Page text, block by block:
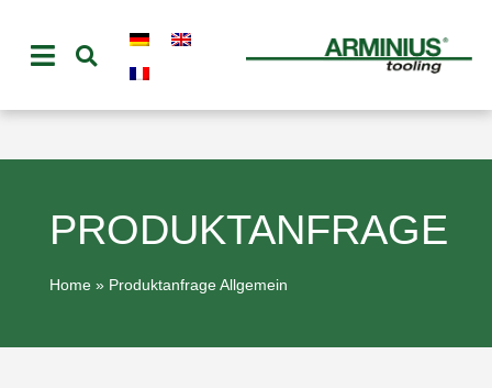
PRODUKTANFRAGE
Home» Produktanfrage Allgemein